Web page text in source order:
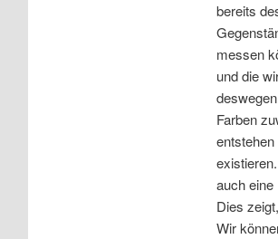
bereits
messen
und die
Farben
auch
Dies
Wir